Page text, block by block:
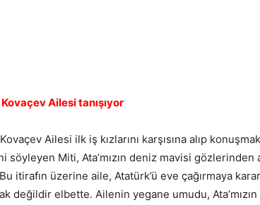
Ailesi tanışıyor
Ailesi ilk iş kızlarını karşısına alıp
söyleyen Miti, Ata’mızın deniz mavisi gözlerinden
itirafın üzerine aile, Atatürk’ü eve çağırmaya
değildir elbette. Ailenin yegane umudu,